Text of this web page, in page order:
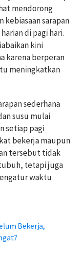
mendorong
kebiasaan sarapan
di pagi hari.
kini
karena berperan
meningkatkan
sederhana
susu mulai
setiap pagi
bekerja maupun
tersebut tidak
tetapi juga
waktu
Bekerja,